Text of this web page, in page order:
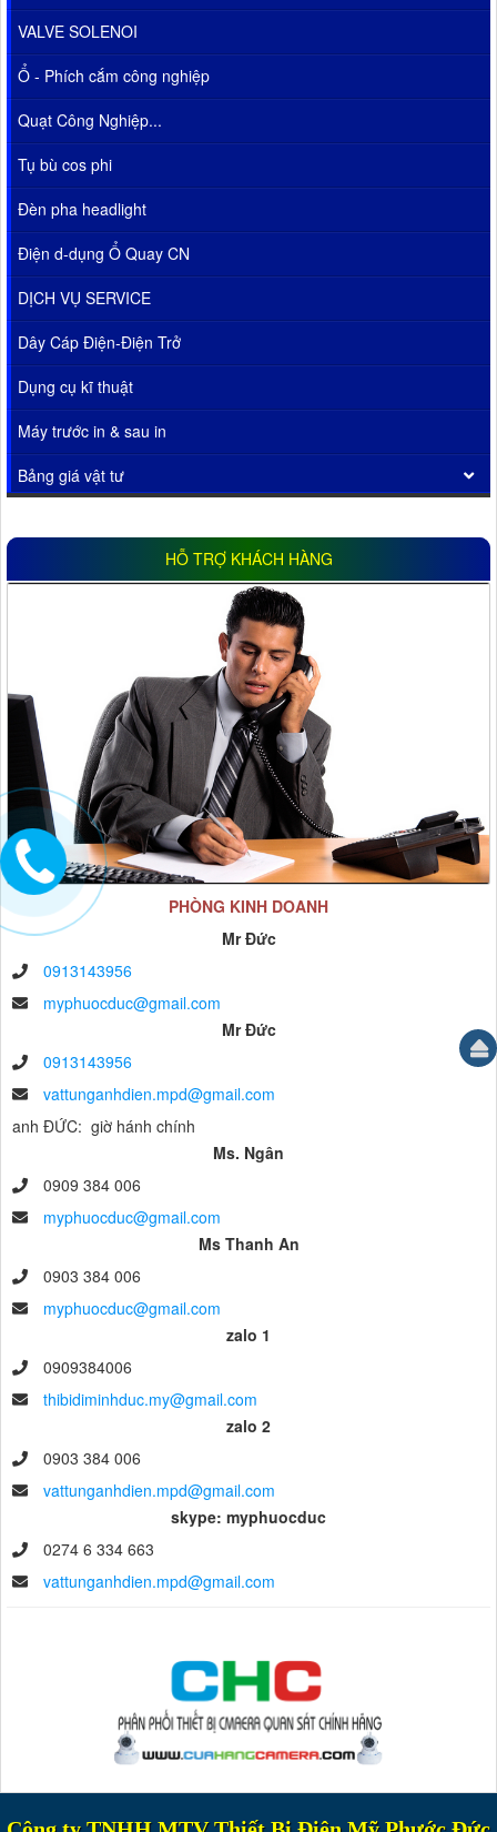
VALVE SOLENOI
Ổ - Phích cắm công nghiệp
Quạt Công Nghiệp...
Tụ bù cos phi
Đèn pha headlight
Điện d-dụng Ổ Quay CN
DỊCH VỤ SERVICE
Dây Cáp Điện-Điện Trở
Dụng cụ kĩ thuật
Máy trước in & sau in
Bảng giá vật tư
HỖ TRỢ KHÁCH HÀNG
PHÒNG KINH DOANH
Mr Đức
0913143956
myphuocduc@gmail.com
Mr Đức
0913143956
vattunganhdien.mpd@gmail.com
anh ĐỨC: giờ hánh chính
Ms. Ngân
0909 384 006
myphuocduc@gmail.com
Ms Thanh An
0903 384 006
myphuocduc@gmail.com
zalo 1
0909384006
thibidiminhduc.my@gmail.com
zalo 2
0903 384 006
vattunganhdien.mpd@gmail.com
skype: myphuocduc
0274 6 334 663
vattunganhdien.mpd@gmail.com